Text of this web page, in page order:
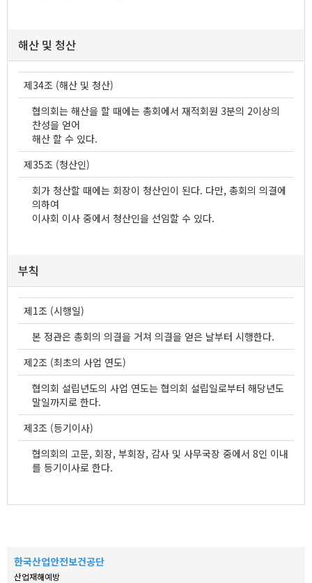
해산 및 청산
제34조 (해산 및 청산)
협의회는 해산을 할 때에는 총회에서 재적회원 3분의 2이상의
찬성을 얻어
해산 할 수 있다.
제35조 (청산인)
회가 청산할 때에는 회장이 청산인이 된다. 다만, 총회의 의결에
의하여
이사회 이사 중에서 청산인을 선임할 수 있다.
부칙
제1조 (시행일)
본 정관은 총회의 의결을 거쳐 의결을 얻은 날부터 시행한다.
제2조 (최초의 사업 연도)
협의회 설립년도의 사업 연도는 협의회 설립일로부터 해당년도
말일까지로 한다.
제3조 (등기이사)
협의회의 고문, 회장, 부회장, 감사 및 사무국장 중에서 8인 이내
를 등기이사로 한다.
한국산업안전보건공단
산업재해예방